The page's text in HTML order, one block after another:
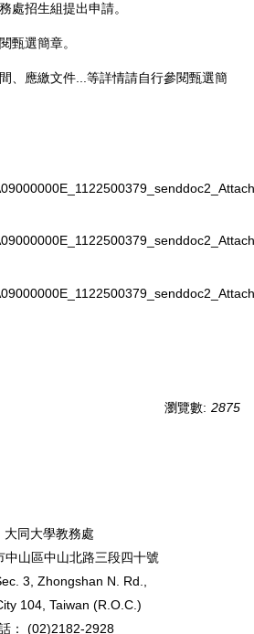
處招生組提出申請。
甄選簡章。
、應繳文件...等詳情請自行參閱甄選簡
瀏覽數: 2875
大同大學教務處
山區中山北路三段四十號
3, Zhongshan N. Rd.,
104, Taiwan (R.O.C.)
： (02)2182-2928